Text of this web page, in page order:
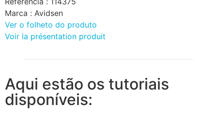
Marca : Avidsen
Ver o folheto do produto
Voir la présentation produit
Aqui estão os tutoriais
disponíveis: